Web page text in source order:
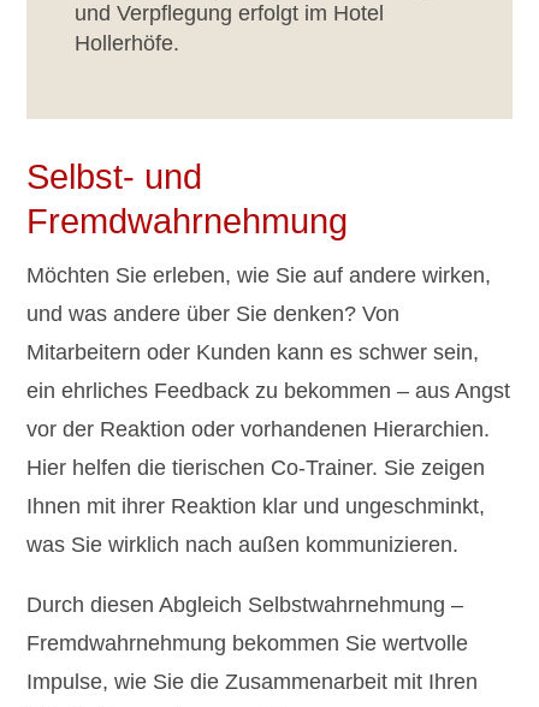
und Verpflegung erfolgt im Hotel
Hollerhöfe.
Selbst- und
Fremdwahrnehmung
Möchten Sie erleben, wie Sie auf andere wirken,
und was andere über Sie denken? Von
Mitarbeitern oder Kunden kann es schwer sein,
ein ehrliches Feedback zu bekommen – aus Angst
vor der Reaktion oder vorhandenen Hierarchien.
Hier helfen die tierischen Co-Trainer. Sie zeigen
Ihnen mit ihrer Reaktion klar und ungeschminkt,
was Sie wirklich nach außen kommunizieren.
Durch diesen Abgleich Selbstwahrnehmung –
Fremdwahrnehmung bekommen Sie wertvolle
Impulse, wie Sie die Zusammenarbeit mit Ihren